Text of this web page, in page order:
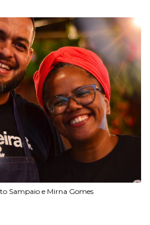
Sampaio e Mirna Gomes